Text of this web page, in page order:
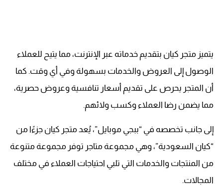
يتميز متجر كيان بتقديم خدماته عبر الإنترنت، مما يتيح للعملاء
الوصول إلى العروض والخدمات بسهولة وفي أي وقت. كما
أن المتجر يحرص على تقديم أسعار تنافسية وعروض حصرية،
مما يضمن رضا العملاء وكسب ولائهم.
إلى جانب تخصصه في “ببجي موبايل”، يُعد متجر كيان جزءًا من
“كيان السعودية”، وهي مجموعة متاجر توفر مجموعة متنوعة
من المنتجات والخدمات التي تلبي احتياجات العملاء في مختلف
المجالات.